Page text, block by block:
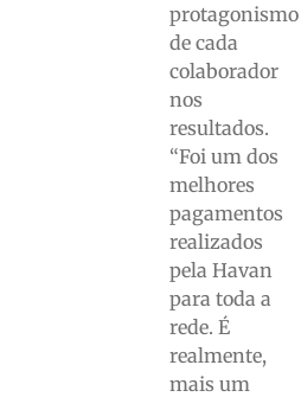
protagonismo
de cada
colaborador
nos
resultados.
“Foi um dos
melhores
pagamentos
realizados
pela Havan
para toda a
rede. É
realmente,
mais um